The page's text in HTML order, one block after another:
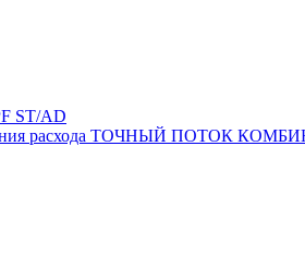
ST/AD
расхода ТОЧНЫЙ ПОТОК